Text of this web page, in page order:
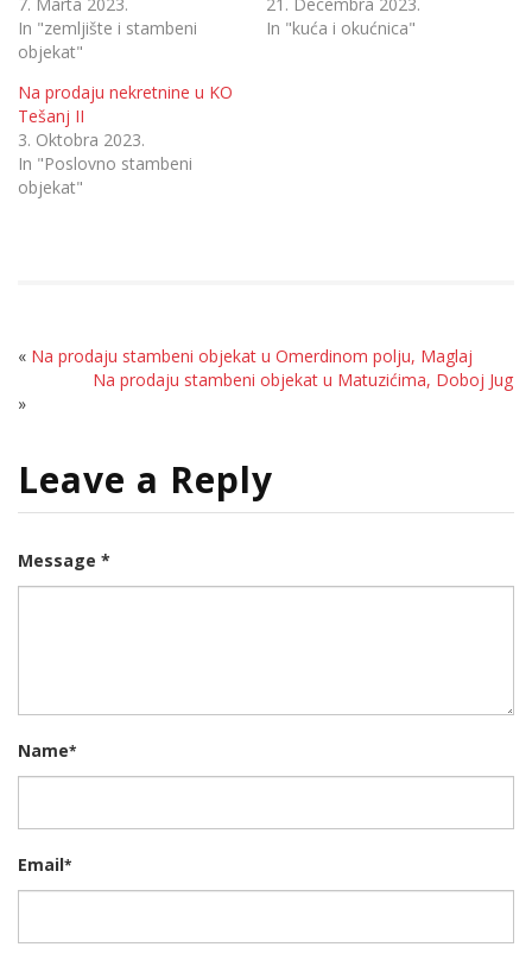
In "zemljište i stambeni
objekat"
In "kuća i okućnica"
Na prodaju nekretnine u KO
Tešanj II
3. Oktobra 2023.
In "Poslovno stambeni
objekat"
« Na prodaju stambeni objekat u Omerdinom polju, Maglaj
Na prodaju stambeni objekat u Matuzićima, Doboj Jug
»
Leave a Reply
Message *
Name*
Email*